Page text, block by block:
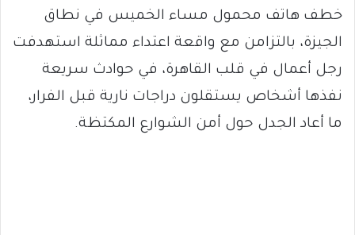
خطف هاتف محمول مساء الخميس في نطاق
الجيزة، بالتزامن مع واقعة اعتداء مماثلة استهدفت
رجل أعمال في قلب القاهرة، في حوادث سريعة
نفذها أشخاص يستقلون دراجات نارية قبل الفرار،
ما أعاد الجدل حول أمن الشوارع المكتظة.